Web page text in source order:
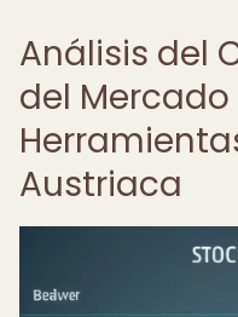
Análisis del
del
Austriaca